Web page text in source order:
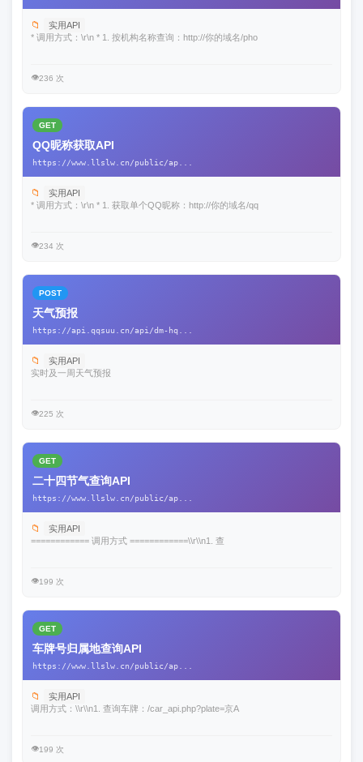
📁
实用API
* 调用方式：\r\n * 1. 按机构名称查询：http://你的域名/pho
👁️236 次
GET
QQ昵称获取API
https://www.llslw.cn/public/ap...
📁
实用API
* 调用方式：\r\n * 1. 获取单个QQ昵称：http://你的域名/qq
👁️234 次
POST
天气预报
https://api.qqsuu.cn/api/dm-hq...
📁
实用API
实时及一周天气预报
👁️225 次
GET
二十四节气查询API
https://www.llslw.cn/public/ap...
📁
实用API
============ 调用方式 ============\\r\\n1. 查
👁️199 次
GET
车牌号归属地查询API
https://www.llslw.cn/public/ap...
📁
实用API
调用方式：\\r\\n1. 查询车牌：/car_api.php?plate=京A
👁️199 次